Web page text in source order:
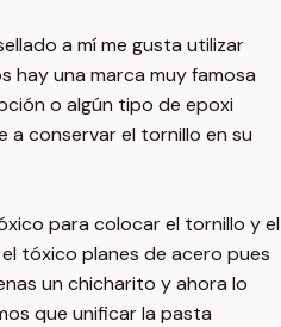
a mí me gusta utilizar
hay una marca muy famosa
o algún tipo de epoxi
conservar el tornillo en su
para colocar el tornillo y el
tóxico planes de acero pues
un chicharito y ahora lo
que unificar la pasta